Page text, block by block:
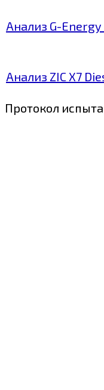
Анализ G-
Анализ ZIC X7
Протокол